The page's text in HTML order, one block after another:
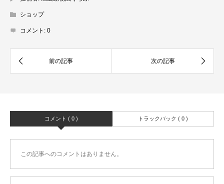
ショップ
コメント: 0
コメント ( 0 ) トラックバック ( 0 )
この記事へのコメントはありません。